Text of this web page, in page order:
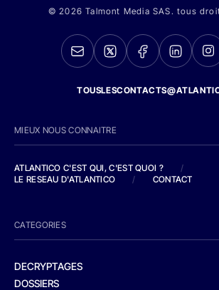
© 2026 Talmont Media SAS. tous
MIEUX NOUS CONNAITRE
ATLANTICO C'EST QUI, C'EST QUOI ?
/
LE RESEAU D'ATLANTICO
/ CONTACT
CATEGORIES
DECRYPTAGES
DOSSIERS